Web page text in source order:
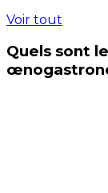
Voir tout
Quels sont